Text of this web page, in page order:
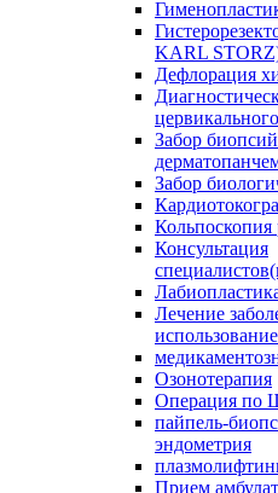
KARL
Дефлорация
Забор
Забор
Консультация
Лечение
Озонотерапия
Операция по
пайпель-
эндометрия
Прием